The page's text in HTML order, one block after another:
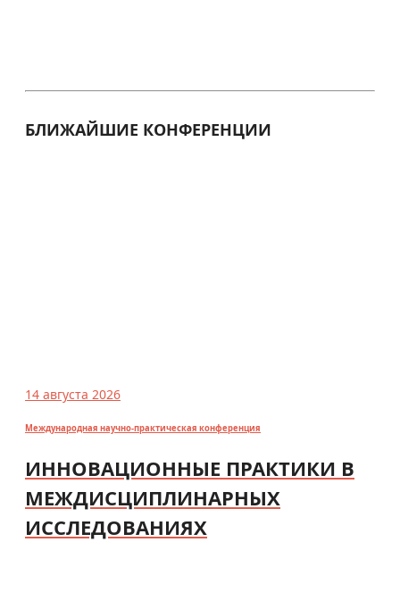
БЛИЖАЙШИЕ КОНФЕРЕНЦИИ
14 августа 2026
Международная научно-практическая конференция
ИННОВАЦИОННЫЕ ПРАКТИКИ В
МЕЖДИСЦИПЛИНАРНЫХ
ИССЛЕДОВАНИЯХ